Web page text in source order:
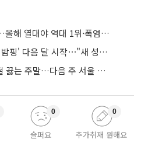
'40도 폭염' 뉴노멀 되나…올해 열대야 역대 1위·폭염일수 평년 3배 넘어
오세훈표 야간경제 '한강 밤핑' 다음 달 시작⋯"새 성장동력 만들 것"
'이중 고기압' 영향에 펄펄 끓는 주말…다음 주 서울 포함 서쪽이 더 덥다
슬퍼요
0
추가취재 원해요
0